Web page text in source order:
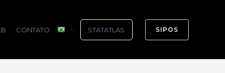
CONTATO STATATLAS SIPOS